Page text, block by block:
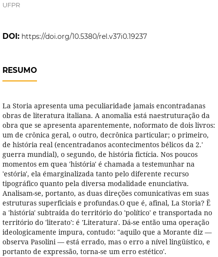
UFPR
DOI: https://doi.org/10.5380/rel.v37i0.19237
RESUMO
La Storia apresenta uma peculiaridade jamais encontradanas
obras de literatura italiana. A anomalia está naestruturação da
obra que se apresenta aparentemente, noformato de dois livros:
um de crônica geral, o outro, decrônica particular; o primeiro,
de história real (encentradanos acontecimentos bélicos da 2.'
guerra mundial), o segundo, de história fictícia. Nos poucos
momentos em quea 'história' é chamada a testemunhar na
'estória', ela émarginalizada tanto pelo diferente recurso
tipográfico quanto pela diversa modalidade enunciativa.
Analisam-se, portanto, as duas direções comunicativas em suas
estruturas superficiais e profundas.O que é, afinal, La Storia? Ë
a 'história' subtraída do território do 'político' e transportada no
território do 'literato': é 'Literatura'. Dá-se então uma operação
ideologicamente impura, contudo: "aquilo que a Morante diz —
observa Pasolini — está errado, mas o erro a nível lingüístico, e
portanto de expressão, torna-se um erro estético'.